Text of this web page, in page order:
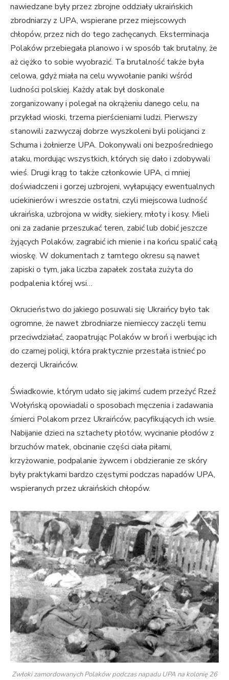
nawiedzane były przez zbrojne oddziały ukraińskich
zbrodniarzy z UPA, wspierane przez miejscowych
chłopów, przez nich do tego zachęcanych. Eksterminacja
Polaków przebiegała planowo i w sposób tak brutalny, że
aż ciężko to sobie wyobrazić. Ta brutalność także była
celowa, gdyż miała na celu wywołanie paniki wśród
ludności polskiej. Każdy atak był doskonale
zorganizowany i polegał na okrążeniu danego celu, na
przykład wioski, trzema pierścieniami ludzi. Pierwszy
stanowili zazwyczaj dobrze wyszkoleni byli policjanci z
Schuma i żołnierze UPA. Dokonywali oni bezpośredniego
ataku, mordując wszystkich, których się dało i zdobywali
wieś. Drugi krąg to także członkowie UPA, ci mniej
doświadczeni i gorzej uzbrojeni, wyłapujący ewentualnych
uciekinierów i wreszcie ostatni, czyli miejscowa ludność
ukraińska, uzbrojona w widły, siekiery, młoty i kosy. Mieli
oni za zadanie przeszukać teren, zabić lub dobić jeszcze
żyjących Polaków, zagrabić ich mienie i na końcu spalić całą
wioskę. W dokumentach z tamtego okresu są nawet
zapiski o tym, jaka liczba zapałek została zużyta do
podpalenia której wsi…
Okrucieństwo do jakiego posuwali się Ukraińcy było tak
ogromne, że nawet zbrodniarze niemieccy zaczęli temu
przeciwdziałać, zaopatrując Polaków w broń i werbując ich
do czarnej policji, która praktycznie przestała istnieć po
dezercji Ukraińców.
Świadkowie, którym udało się jakimś cudem przeżyć Rzeź
Wołyńską opowiadali o sposobach męczenia i zadawania
śmierci Polakom przez Ukraińców, pacyfikujących ich wsie.
Nabijanie dzieci na sztachety płotów, wycinanie płodów z
brzuchów matek, obcinanie części ciała piłami,
krzyżowanie, podpalanie żywcem i obdzieranie ze skóry
były praktykami bardzo częstymi podczas napadów UPA,
wspieranych przez ukraińskich chłopów.
Zwłoki zamordowanych Polaków podczas napadu UPA na kolonię 26